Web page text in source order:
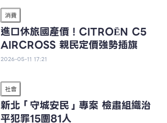
消費
進口休旅國產價！CITROËN C5
AIRCROSS 親民定價強勢插旗
2026-05-11 17:21
社會
新北「守城安民」專案 檢肅組織治
平犯罪15團81人